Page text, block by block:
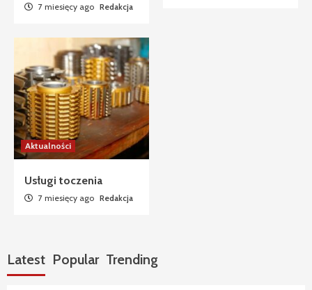
7 miesięcy ago Redakcja
Aktualności
Usługi toczenia
7 miesięcy ago Redakcja
Latest Popular Trending